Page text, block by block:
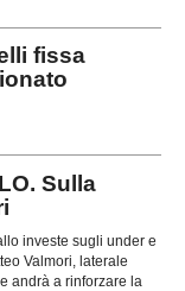
fissa
Sulla
investe sugli under e
Valmori, laterale
andrà a rinforzare la